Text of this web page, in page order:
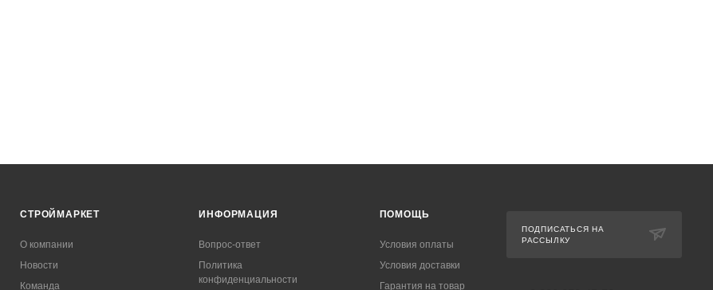
СТРОЙМАРКЕТ
О компании
Новости
Команда
ИНФОРМАЦИЯ
Вопрос-ответ
Политика
конфиденциальности
ПОМОЩЬ
Условия оплаты
Условия доставки
Гарантия на товар
ПОДПИСАТЬСЯ НА
РАССЫЛКУ